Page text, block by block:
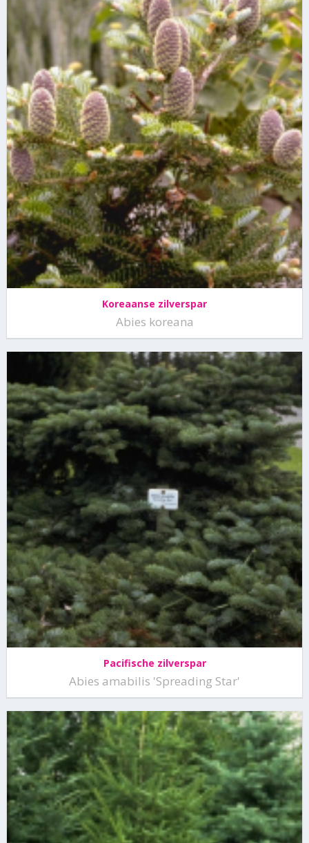
Koreaanse zilverspar
Abies koreana
Pacifische zilverspar
Abies amabilis 'Spreading Star'